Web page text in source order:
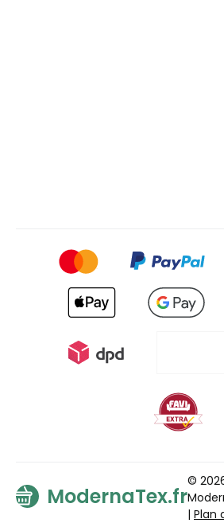
ModernaTex.fr
©
| Plan